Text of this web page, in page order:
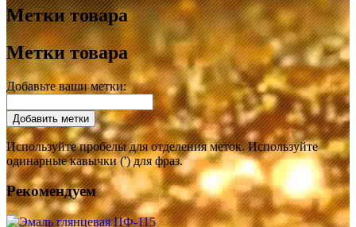
Метки товара
Метки товара
Добавьте ваши метки:
Добавить метки
Используйте пробелы для отделения меток. Используйте
одинарные кавычки (') для фраз.
Рекомендуем